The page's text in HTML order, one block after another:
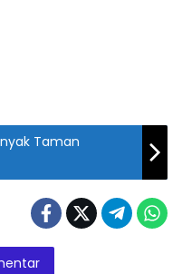
Taman